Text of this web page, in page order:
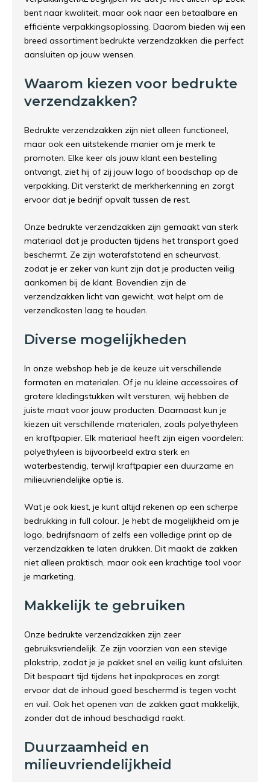
bent naar kwaliteit, maar ook naar een betaalbare en
efficiënte verpakkingsoplossing. Daarom bieden wij een
breed assortiment bedrukte verzendzakken die perfect
aansluiten op jouw wensen.
Waarom kiezen voor bedrukte
verzendzakken?
Bedrukte verzendzakken zijn niet alleen functioneel,
maar ook een uitstekende manier om je merk te
promoten. Elke keer als jouw klant een bestelling
ontvangt, ziet hij of zij jouw logo of boodschap op de
verpakking. Dit versterkt de merkherkenning en zorgt
ervoor dat je bedrijf opvalt tussen de rest.
Onze bedrukte verzendzakken zijn gemaakt van sterk
materiaal dat je producten tijdens het transport goed
beschermt. Ze zijn waterafstotend en scheurvast,
zodat je er zeker van kunt zijn dat je producten veilig
aankomen bij de klant. Bovendien zijn de
verzendzakken licht van gewicht, wat helpt om de
verzendkosten laag te houden.
Diverse mogelijkheden
In onze webshop heb je de keuze uit verschillende
formaten en materialen. Of je nu kleine accessoires of
grotere kledingstukken wilt versturen, wij hebben de
juiste maat voor jouw producten. Daarnaast kun je
kiezen uit verschillende materialen, zoals polyethyleen
en kraftpapier. Elk materiaal heeft zijn eigen voordelen:
polyethyleen is bijvoorbeeld extra sterk en
waterbestendig, terwijl kraftpapier een duurzame en
milieuvriendelijke optie is.
Wat je ook kiest, je kunt altijd rekenen op een scherpe
bedrukking in full colour. Je hebt de mogelijkheid om je
logo, bedrijfsnaam of zelfs een volledige print op de
verzendzakken te laten drukken. Dit maakt de zakken
niet alleen praktisch, maar ook een krachtige tool voor
je marketing.
Makkelijk te gebruiken
Onze bedrukte verzendzakken zijn zeer
gebruiksvriendelijk. Ze zijn voorzien van een stevige
plakstrip, zodat je je pakket snel en veilig kunt afsluiten.
Dit bespaart tijd tijdens het inpakproces en zorgt
ervoor dat de inhoud goed beschermd is tegen vocht
en vuil. Ook het openen van de zakken gaat makkelijk,
zonder dat de inhoud beschadigd raakt.
Duurzaamheid en
milieuvriendelijkheid